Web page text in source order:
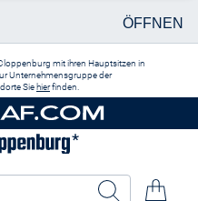
mit ihren Hauptsitzen in
Unternehmensgruppe der
Sie hierfinden.
ÖFFNEN